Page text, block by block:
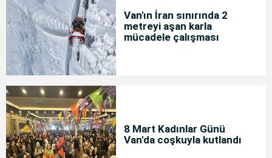
Van'ın İran sınırında 2
metreyi aşan karla
mücadele çalışması
8 Mart Kadınlar Günü
Van'da coşkuyla kutlandı